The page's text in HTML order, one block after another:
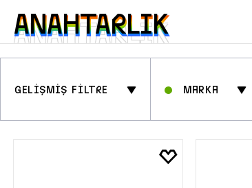
ANAHTARLIK
ANAHTARLIK
GELİŞMİŞ FİLTRE Marka